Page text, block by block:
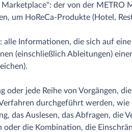
der von der METRO
um HoReCa-Produkte (Hotel,
alle Informationen, die sich auf
(einschließlich Ableitungen)
oder jede Reihe von Vorgängen,
durchgeführt werden, wie
das Auslesen, das Abfragen,
oder die Kombination, die